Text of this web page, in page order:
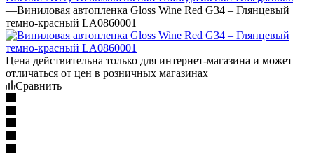
—Виниловая автопленка Gloss Wine Red G34 – Глянцевый
темно-красный LA0860001
Цена действительна только для интернет-магазина и может
отличаться от цен в розничных магазинах
Сравнить